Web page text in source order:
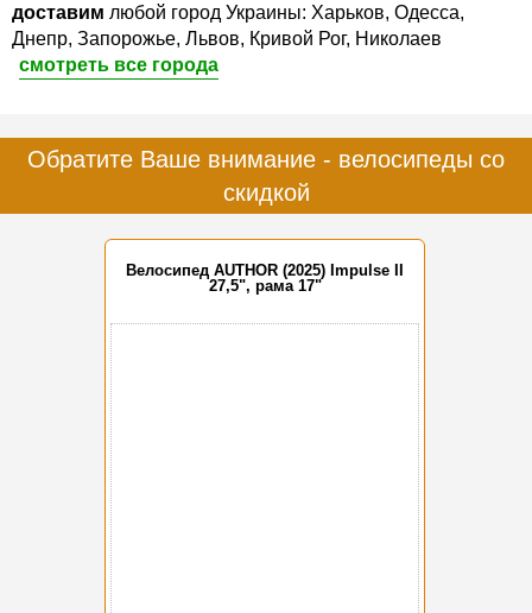
доставим любой город Украины: Харьков, Одесса,
Днепр, Запорожье, Львов, Кривой Рог, Николаев
смотреть все города
Обратите Ваше внимание - велосипеды со
скидкой
Велосипед AUTHOR (2025) Impulse II
27,5", рама 17"